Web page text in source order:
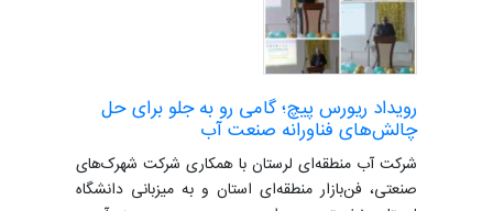
رویداد ریورس پیچ؛ گامی رو به جلو برای حل
چالش‌های فناورانه صنعت آب
شرکت آب منطقه‌ای لرستان با همکاری شرکت شهرک‌های
صنعتی، فن‌بازار منطقه‌ای استان و به میزبانی دانشگاه